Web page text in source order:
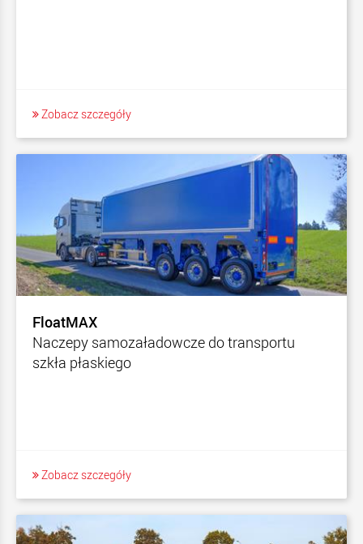
Zobacz szczegóły
FloatMAX
Naczepy samozaładowcze do transportu
szkła płaskiego
Zobacz szczegóły